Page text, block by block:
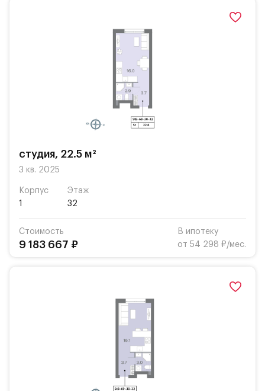
студия, 22.5 м²
3 кв. 2025
Корпус
1
Этаж
32
Стоимость
9 183 667 ₽
В ипотеку
от 54 298 ₽/мес.